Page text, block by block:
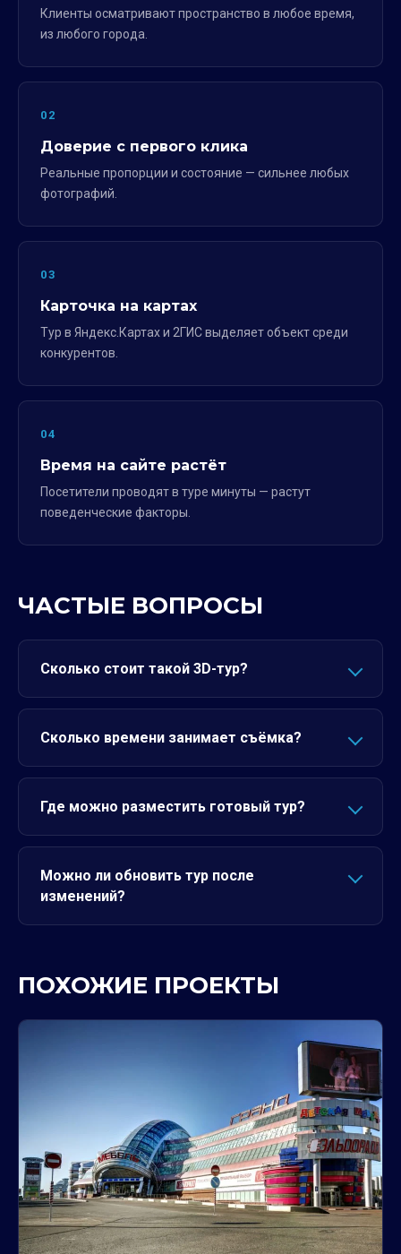
Клиенты осматривают пространство в любое время,
из любого города.
02
Доверие с первого клика
Реальные пропорции и состояние — сильнее любых
фотографий.
03
Карточка на картах
Тур в Яндекс.Картах и 2ГИС выделяет объект среди
конкурентов.
04
Время на сайте растёт
Посетители проводят в туре минуты — растут
поведенческие факторы.
ЧАСТЫЕ ВОПРОСЫ
Сколько стоит такой 3D-тур?
Сколько времени занимает съёмка?
Где можно разместить готовый тур?
Можно ли обновить тур после
изменений?
ПОХОЖИЕ ПРОЕКТЫ